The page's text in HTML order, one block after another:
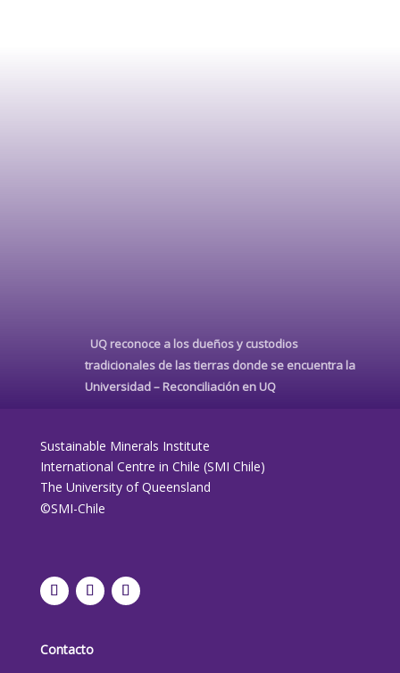
UQ reconoce a los dueños y custodios
tradicionales de las tierras donde se encuentra la
Universidad – Reconciliación en UQ
Sustainable Minerals Institute
International Centre in Chile (SMI Chile)
The University of Queensland
©SMI-Chile
Contacto